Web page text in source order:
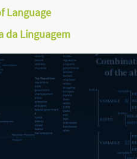
Language
da Linguagem